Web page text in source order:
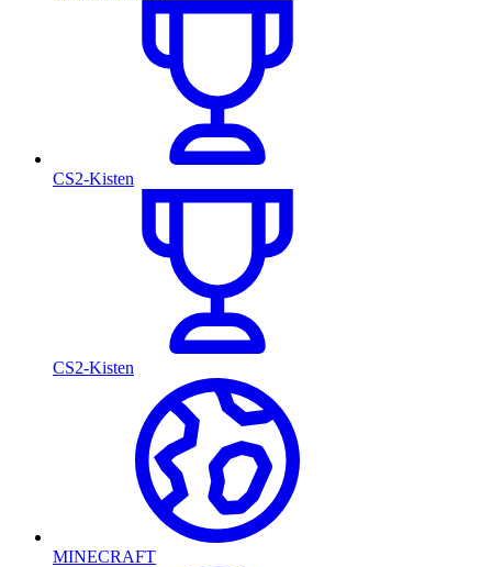
CS2-Kisten
CS2-Kisten
MINECRAFT